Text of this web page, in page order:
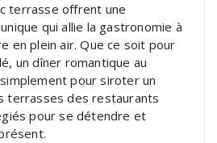
terrasse offrent une
qui allie la gastronomie à
en plein air. Que ce soit pour
un dîner romantique au
pour siroter un
terrasses des restaurants
pour se détendre et